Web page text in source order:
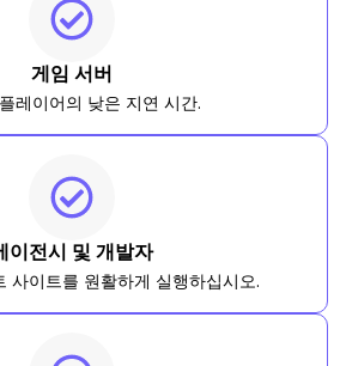
게임 서버
레이어의 낮은 지연 시간.
이전시 및 개발자
사이트를 원활하게 실행하십시오.